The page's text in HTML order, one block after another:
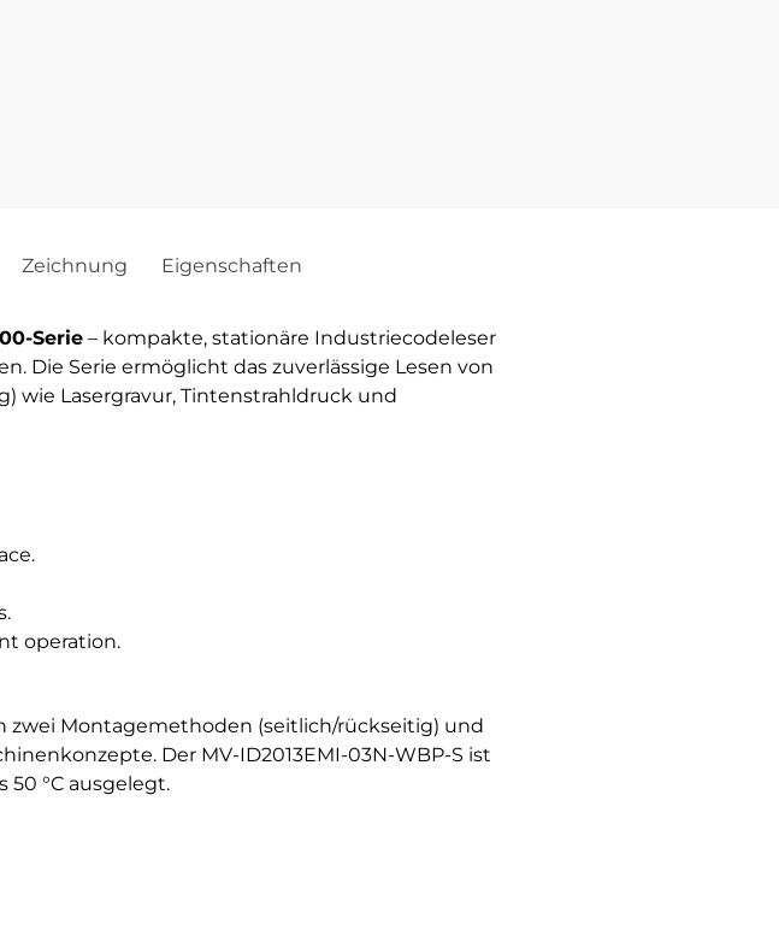
Zeichnung Eigenschaften
Serie– kompakte, stationäre Industriecodeleser
Die Serie ermöglicht das zuverlässige Lesen von
wie Lasergravur, Tintenstrahldruck und
operation.
zwei Montagemethoden (seitlich/rückseitig) und
Der MV-ID2013EMI-03N-WBP-S ist
°C ausgelegt.